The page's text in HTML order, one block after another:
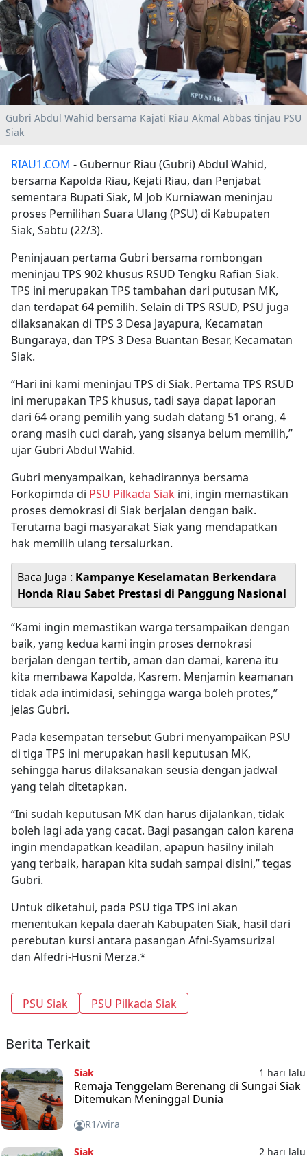
Gubri Abdul Wahid bersama Kajati Riau Akmal Abbas tinjau PSU
Siak
RIAU1.COM - Gubernur Riau (Gubri) Abdul Wahid,
bersama Kapolda Riau, Kejati Riau, dan Penjabat
sementara Bupati Siak, M Job Kurniawan meninjau
proses Pemilihan Suara Ulang (PSU) di Kabupaten
Siak, Sabtu (22/3).
Peninjauan pertama Gubri bersama rombongan
meninjau TPS 902 khusus RSUD Tengku Rafian Siak.
TPS ini merupakan TPS tambahan dari putusan MK,
dan terdapat 64 pemilih. Selain di TPS RSUD, PSU juga
dilaksanakan di TPS 3 Desa Jayapura, Kecamatan
Bungaraya, dan TPS 3 Desa Buantan Besar, Kecamatan
Siak.
“Hari ini kami meninjau TPS di Siak. Pertama TPS RSUD
ini merupakan TPS khusus, tadi saya dapat laporan
dari 64 orang pemilih yang sudah datang 51 orang, 4
orang masih cuci darah, yang sisanya belum memilih,”
ujar Gubri Abdul Wahid.
Gubri menyampaikan, kehadirannya bersama
Forkopimda di PSU Pilkada Siak ini, ingin memastikan
proses demokrasi di Siak berjalan dengan baik.
Terutama bagi masyarakat Siak yang mendapatkan
hak memilih ulang tersalurkan.
Baca Juga : Kampanye Keselamatan Berkendara
Honda Riau Sabet Prestasi di Panggung Nasional
“Kami ingin memastikan warga tersampaikan dengan
baik, yang kedua kami ingin proses demokrasi
berjalan dengan tertib, aman dan damai, karena itu
kita membawa Kapolda, Kasrem. Menjamin keamanan
tidak ada intimidasi, sehingga warga boleh protes,”
jelas Gubri.
Pada kesempatan tersebut Gubri menyampaikan PSU
di tiga TPS ini merupakan hasil keputusan MK,
sehingga harus dilaksanakan seusia dengan jadwal
yang telah ditetapkan.
“Ini sudah keputusan MK dan harus dijalankan, tidak
boleh lagi ada yang cacat. Bagi pasangan calon karena
ingin mendapatkan keadilan, apapun hasilny inilah
yang terbaik, harapan kita sudah sampai disini,” tegas
Gubri.
Untuk diketahui, pada PSU tiga TPS ini akan
menentukan kepala daerah Kabupaten Siak, hasil dari
perebutan kursi antara pasangan Afni-Syamsurizal
dan Alfedri-Husni Merza.*
PSU Siak PSU Pilkada Siak
Berita Terkait
Siak 1 hari lalu
Remaja Tenggelam Berenang di Sungai Siak
Ditemukan Meninggal Dunia
R1/wira
Siak 2 hari lalu